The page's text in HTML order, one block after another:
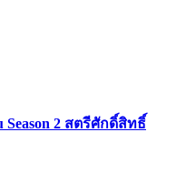
Season 2 สตรีศักดิ์สิทธิ์